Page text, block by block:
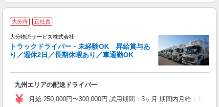
大分市 正社員
大分物流サービス株式会社
トラックドライバー・未経験OK 昇給賞与あ
り／週休2日／長期休暇あり／車通勤OK
九州エリアの配送ドライバー
月給 250,000円〜300,000円 試用期間：3ヶ月 期間内月給：18万円